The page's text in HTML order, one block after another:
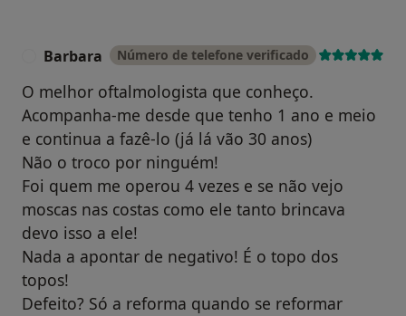
Barbara Número de telefone verificado
O melhor oftalmologista que conheço.
Acompanha-me desde que tenho 1 ano e meio
e continua a fazê-lo (já lá vão 30 anos)
Não o troco por ninguém!
Foi quem me operou 4 vezes e se não vejo
moscas nas costas como ele tanto brincava
devo isso a ele!
Nada a apontar de negativo! É o topo dos
topos!
Defeito? Só a reforma quando se reformar